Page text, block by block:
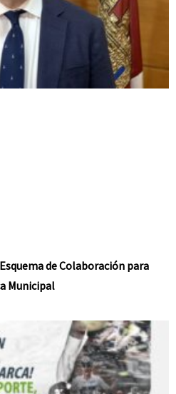
de Colaboración para
Municipal